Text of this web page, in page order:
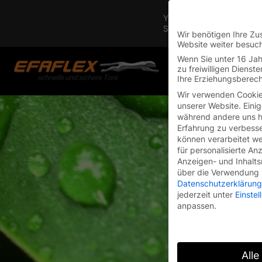
You are currently on the
Switch to the English
Wir benötigen Ihre
Website weiter
Wenn Sie unter 16
zu freiwilligen
Ihre
Wir verwenden
unserer Website.
während andere uns
Erfahrung zu
können verarbeitet
für personalisierte
Anzeigen- und
über die
Datenschutzerklärung
jederzeit unter
anpassen.